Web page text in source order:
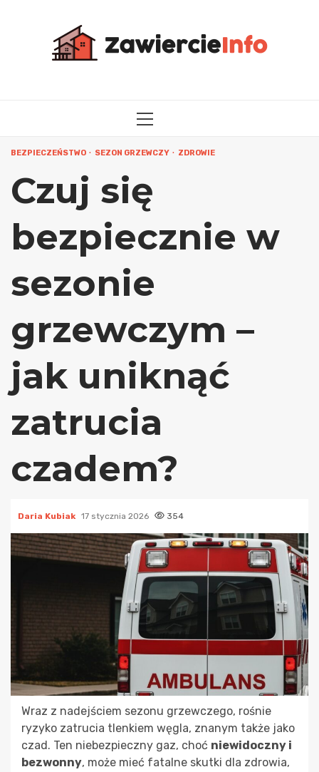
MENU
BEZPIECZEŃSTWO SEZON GRZEWCZY ZDROWIE
Czuj się
bezpiecznie w
sezonie
grzewczym –
jak uniknąć
zatrucia
czadem?
Daria Kubiak 17 stycznia 2026 354
Wraz z nadejściem sezonu grzewczego, rośnie
ryzyko zatrucia tlenkiem węgla, znanym także jako
czad. Ten niebezpieczny gaz, choć niewidoczny i
bezwonny, może mieć fatalne skutki dla zdrowia,